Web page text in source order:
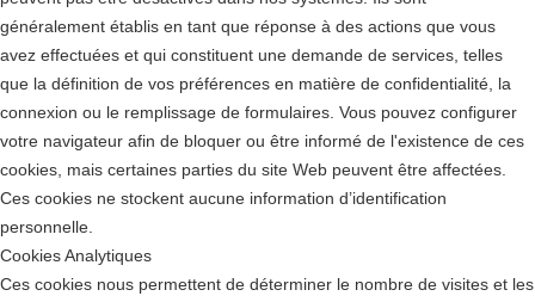
généralement établis en tant que réponse à des actions que vous
avez effectuées et qui constituent une demande de services, telles
que la définition de vos préférences en matière de confidentialité, la
connexion ou le remplissage de formulaires. Vous pouvez configurer
votre navigateur afin de bloquer ou être informé de l'existence de ces
cookies, mais certaines parties du site Web peuvent être affectées.
Ces cookies ne stockent aucune information d’identification
personnelle.
Cookies Analytiques
Ces cookies nous permettent de déterminer le nombre de visites et les